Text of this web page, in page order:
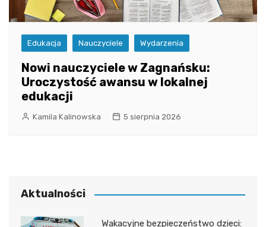
Edukacja Nauczyciele Wydarzenia
Nowi nauczyciele w Zagnańsku:
Uroczystość awansu w lokalnej
edukacji
Kamila Kalinowska 5 sierpnia 2026
Aktualności
Wakacyjne bezpieczeństwo dzieci: